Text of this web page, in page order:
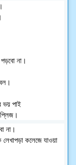
না।
ভয় পাই
না।
কলেজে যাওয়া